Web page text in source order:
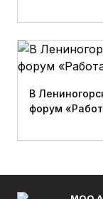
В
форум